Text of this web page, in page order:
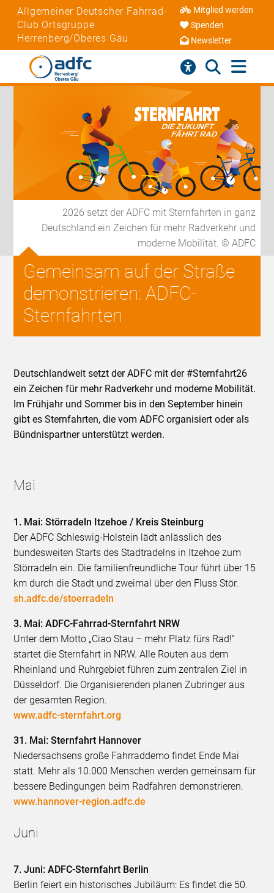
Allgemeiner Deutscher Fahrrad-
Club Ortsgruppe
Herrenberg/Oberes Gäu
Mitglied werden
Spenden
Newsletter
2026 setzt der ADFC mit Sternfahrten in ganz
Deutschland ein Zeichen für mehr Radverkehr und
moderne Mobilität. © ADFC
Gemeinsam auf der Straße
demonstrieren: ADFC-
Sternfahrten
Deutschlandweit setzt der ADFC mit der #Sternfahrt26
ein Zeichen für mehr Radverkehr und moderne Mobilität.
Im Frühjahr und Sommer bis in den September hinein
gibt es Sternfahrten, die vom ADFC organisiert oder als
Bündnispartner unterstützt werden.
Mai
1. Mai: Störradeln Itzehoe / Kreis Steinburg
Der ADFC Schleswig-Holstein lädt anlässlich des
bundesweiten Starts des Stadtradelns in Itzehoe zum
Störradeln ein. Die familienfreundliche Tour führt über 15
km durch die Stadt und zweimal über den Fluss Stör.
sh.adfc.de/stoerradeln
3. Mai: ADFC-Fahrrad-Sternfahrt NRW
Unter dem Motto „Ciao Stau – mehr Platz fürs Rad!“
startet die Sternfahrt in NRW. Alle Routen aus dem
Rheinland und Ruhrgebiet führen zum zentralen Ziel in
Düsseldorf. Die Organisierenden planen Zubringer aus
der gesamten Region.
www.adfc-sternfahrt.org
31. Mai: Sternfahrt Hannover
Niedersachsens große Fahrraddemo findet Ende Mai
statt. Mehr als 10.000 Menschen werden gemeinsam für
bessere Bedingungen beim Radfahren demonstrieren.
www.hannover-region.adfc.de
Juni
7. Juni: ADFC-Sternfahrt Berlin
Berlin feiert ein historisches Jubiläum: Es findet die 50.